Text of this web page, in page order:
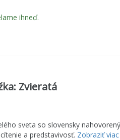
ihneď.
Zvieratá
sveta so slovensky
a predstavivosť. Zobraziť viac